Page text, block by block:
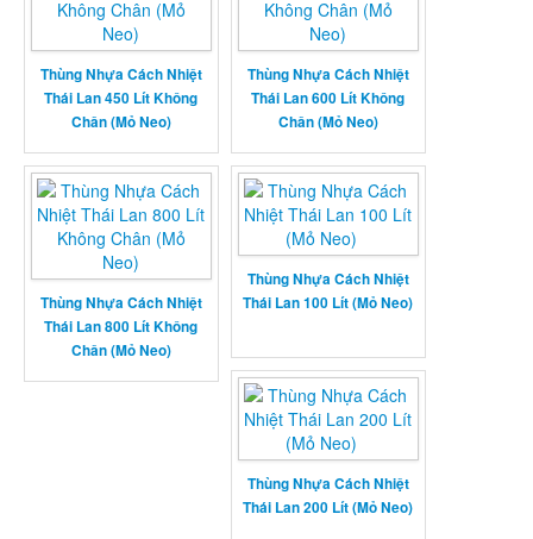
Thùng Nhựa Cách Nhiệt
Thái Lan 450 Lít Không
Chân (Mỏ Neo)
Thùng Nhựa Cách Nhiệt
Thái Lan 600 Lít Không
Chân (Mỏ Neo)
Thùng Nhựa Cách Nhiệt
Thái Lan 800 Lít Không
Chân (Mỏ Neo)
Thùng Nhựa Cách Nhiệt
Thái Lan 100 Lít (Mỏ Neo)
Thùng Nhựa Cách Nhiệt
Thái Lan 200 Lít (Mỏ Neo)